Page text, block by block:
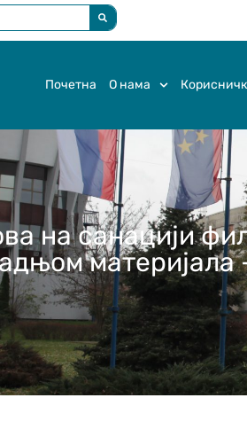
Почетна О нама
на санацији